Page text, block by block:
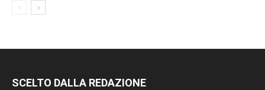
SCELTO DALLA REDAZIONE